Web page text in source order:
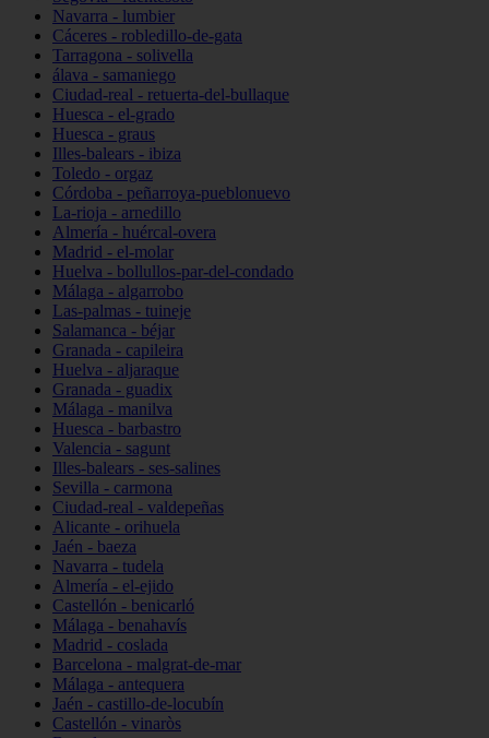
Navarra - lumbier
Cáceres - robledillo-de-gata
Tarragona - solivella
álava - samaniego
Ciudad-real - retuerta-del-bullaque
Huesca - el-grado
Huesca - graus
Illes-balears - ibiza
Toledo - orgaz
Córdoba - peñarroya-pueblonuevo
La-rioja - arnedillo
Almería - huércal-overa
Madrid - el-molar
Huelva - bollullos-par-del-condado
Málaga - algarrobo
Las-palmas - tuineje
Salamanca - béjar
Granada - capileira
Huelva - aljaraque
Granada - guadix
Málaga - manilva
Huesca - barbastro
Valencia - sagunt
Illes-balears - ses-salines
Sevilla - carmona
Ciudad-real - valdepeñas
Alicante - orihuela
Jaén - baeza
Navarra - tudela
Almería - el-ejido
Castellón - benicarló
Málaga - benahavís
Madrid - coslada
Barcelona - malgrat-de-mar
Málaga - antequera
Jaén - castillo-de-locubín
Castellón - vinaròs